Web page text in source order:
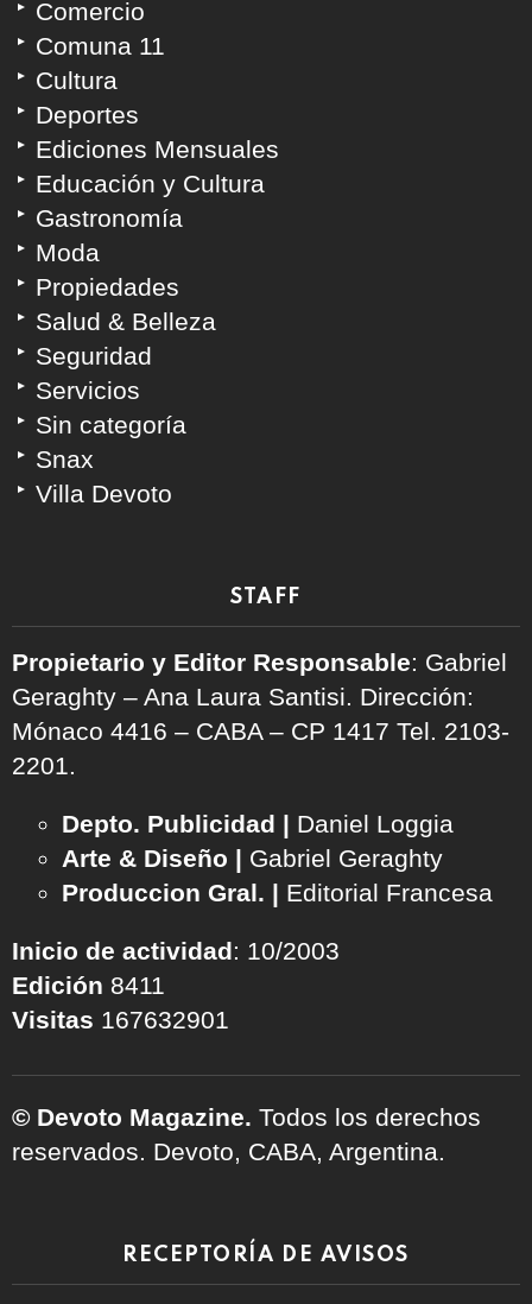
Comercio
Comuna 11
Cultura
Deportes
Ediciones Mensuales
Educación y Cultura
Gastronomía
Moda
Propiedades
Salud & Belleza
Seguridad
Servicios
Sin categoría
Snax
Villa Devoto
STAFF
Propietario y Editor Responsable: Gabriel
Geraghty – Ana Laura Santisi. Dirección:
Mónaco 4416 – CABA – CP 1417 Tel. 2103-
2201.
Depto. Publicidad | Daniel Loggia
Arte & Diseño | Gabriel Geraghty
Produccion Gral. | Editorial Francesa
Inicio de actividad: 10/2003
Edición 8411
Visitas 167632901
© Devoto Magazine. Todos los derechos
reservados. Devoto, CABA, Argentina.
RECEPTORÍA DE AVISOS